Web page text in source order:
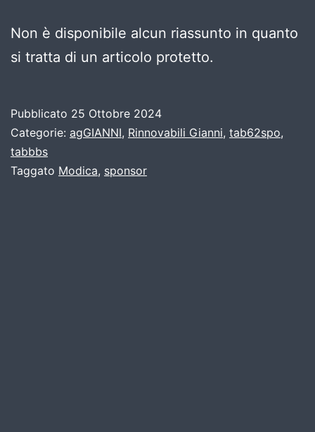
Non è disponibile alcun riassunto in quanto
si tratta di un articolo protetto.
Pubblicato 25 Ottobre 2024
Categorie: agGIANNI, Rinnovabili Gianni, tab62spo,
tabbbs
Taggato Modica, sponsor